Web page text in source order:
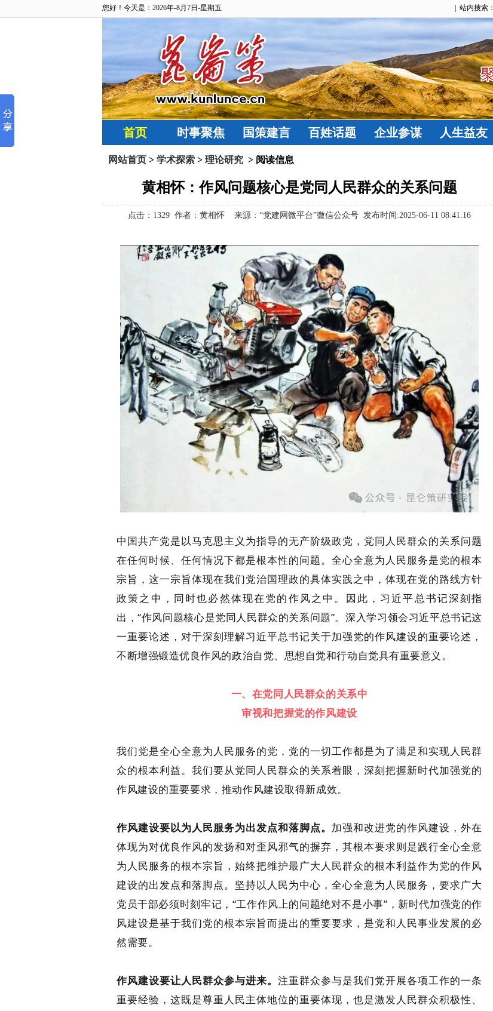
您好！今天是：2026年-8月7日-星期五 | 站内搜索：
首页 时事聚焦 国策建言 百姓话题 企业参谋 人生益友
网站首页 > 学术探索 > 理论研究 > 阅读信息
黄相怀：作风问题核心是党同人民群众的关系问题
点击： 1329 作者：黄相怀 来源：“党建网微平台”微信公众号 发布时间:2025-06-11 08:41:16
中国共产党是以马克思主义为指导的无产阶级政党，党同人民群众的关系问题
在任何时候、任何情况下都是根本性的问题。全心全意为人民服务是党的根本
宗旨，这一宗旨体现在我们党治国理政的具体实践之中，体现在党的路线方针
政策之中，同时也必然体现在党的作风之中。因此，习近平总书记深刻指
出，“作风问题核心是党同人民群众的关系问题”。深入学习领会习近平总书记这
一重要论述，对于深刻理解习近平总书记关于加强党的作风建设的重要论述，
不断增强锻造优良作风的政治自觉、思想自觉和行动自觉具有重要意义。
一、在党同人民群众的关系中
审视和把握党的作风建设
我们党是全心全意为人民服务的党，党的一切工作都是为了满足和实现人民群
众的根本利益。我们要从党同人民群众的关系着眼，深刻把握新时代加强党的
作风建设的重要要求，推动作风建设取得新成效。
作风建设要以为人民服务为出发点和落脚点。 加强和改进党的作风建设，外在
体现为对优良作风的发扬和对歪风邪气的摒弃，其根本要求则是践行全心全意
为人民服务的根本宗旨，始终把维护最广大人民群众的根本利益作为党的作风
建设的出发点和落脚点。坚持以人民为中心，全心全意为人民服务，要求广大
党员干部必须时刻牢记，“工作作风上的问题绝对不是小事”，新时代加强党的作
风建设是基于我们党的根本宗旨而提出的重要要求，是党和人民事业发展的必
然需要。
作风建设要让人民群众参与进来。注重群众参与是我们党开展各项工作的一条
重要经验，这既是尊重人民主体地位的重要体现，也是激发人民群众积极性、